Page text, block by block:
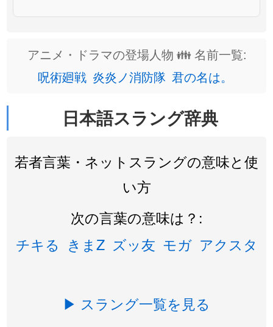
アニメ・ドラマの登場人物 👪 名前一覧:
呪術廻戦 炎炎ノ消防隊 君の名は。
日本語スラング辞典
若者言葉・ネットスラングの意味と使
い方
次の言葉の意味は？:
チキる きまZ ズッ友 モガ アクスタ
▶ スラング一覧を見る